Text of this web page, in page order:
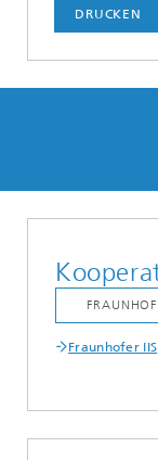
DRUCKEN
Fraunhofer IIS